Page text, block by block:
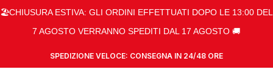
🏖️CHIUSURA ESTIVA: GLI ORDINI EFFETTUATI DOPO LE 13:00 DEL
7 AGOSTO VERRANNO SPEDITI DAL 17 AGOSTO 🚚
SPEDIZIONE VELOCE: CONSEGNA IN 24/48 ORE